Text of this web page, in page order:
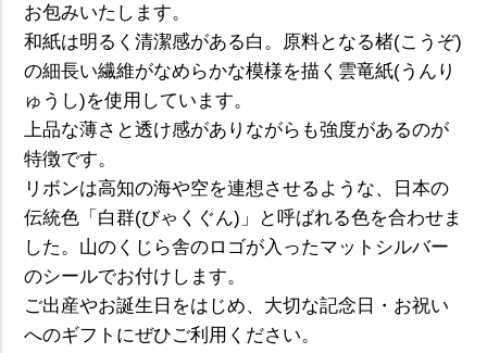
お包みいたします。
和紙は明るく清潔感がある白。原料となる楮(こうぞ)
の細長い繊維がなめらかな模様を描く雲竜紙(うんり
ゅうし)を使用しています。
上品な薄さと透け感がありながらも強度があるのが
特徴です。
リボンは高知の海や空を連想させるような、日本の
伝統色「白群(びゃくぐん)」と呼ばれる色を合わせま
した。山のくじら舎のロゴが入ったマットシルバー
のシールでお付けします。
ご出産やお誕生日をはじめ、大切な記念日・お祝い
へのギフトにぜひご利用ください。